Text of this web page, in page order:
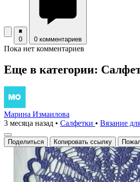
0 0 комментариев
Пока нет комментариев
Еще в категории:
Марина Измаилова
3 месяца назад • Салфетки • Вязание
Поделиться Копировать ссылку